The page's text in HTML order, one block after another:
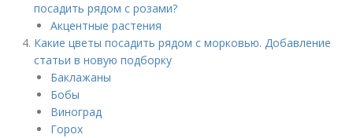
посадить рядом с розами?
Акцентные растения
Какие цветы посадить рядом с морковью. Добавление
статьи в новую подборку
Баклажаны
Бобы
Виноград
Горох